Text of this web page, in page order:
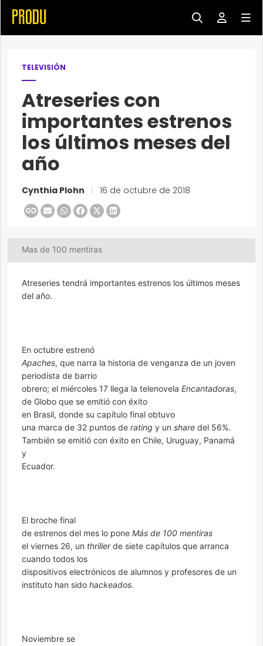
TELEVISIÓN
Atreseries con
importantes estrenos
los últimos meses del
año
Cynthia Plohn 16 de octubre de 2018
Mas de 100 mentiras
Atreseries tendrá importantes estrenos los últimos meses
del año.
En octubre estrenó
Apaches, que narra la historia de venganza de un joven
periodista de barrio
obrero; el miércoles 17 llega la telenovela Encantadoras,
de Globo que se emitió con éxito
en Brasil, donde su capítulo final obtuvo
una marca de 32 puntos de rating y un share del 56%.
También se emitió con éxito en Chile, Uruguay, Panamá
y
Ecuador.
El broche final
de estrenos del mes lo pone Más de 100 mentiras
el viernes 26, un thrillerde siete capítulos que arranca
cuando todos los
dispositivos electrónicos de alumnos y profesores de un
instituto han sido hackeados.
Noviembre se